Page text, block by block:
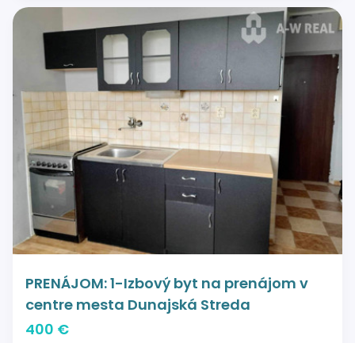
PRENÁJOM: 1-Izbový byt na prenájom v
centre mesta Dunajská Streda
400 €